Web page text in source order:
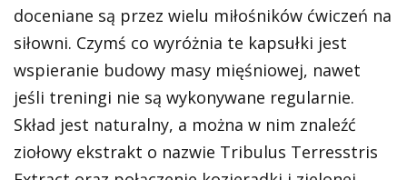
doceniane są przez wielu miłośników ćwiczeń na
siłowni. Czymś co wyróżnia te kapsułki jest
wspieranie budowy masy mięśniowej, nawet
jeśli treningi nie są wykonywane regularnie.
Skład jest naturalny, a można w nim znaleźć
ziołowy ekstrakt o nazwie Tribulus Terresstris